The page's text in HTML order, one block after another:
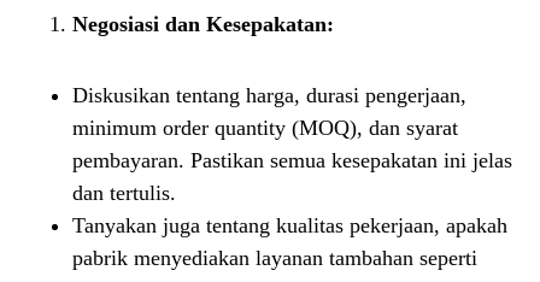
Negosiasi dan Kesepakatan:
Diskusikan tentang harga, durasi pengerjaan,
minimum order quantity (MOQ), dan syarat
pembayaran. Pastikan semua kesepakatan ini jelas
dan tertulis.
Tanyakan juga tentang kualitas pekerjaan, apakah
pabrik menyediakan layanan tambahan seperti